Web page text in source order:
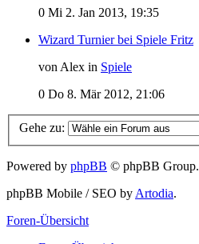
0 Mi 2. Jan 2013, 19:35
Wizard Turnier bei Spiele Fritz
von Alex in Spiele
0 Do 8. Mär 2012, 21:06
Gehe zu:
Powered by phpBB © phpBB Group.
phpBB Mobile / SEO byArtodia.
Foren-Übersicht